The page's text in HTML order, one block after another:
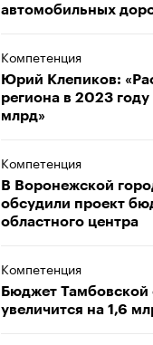
автомобильных
Компетенция
Юрий Клепиков:
региона в 2023
млрд»
Компетенция
В Воронежской
обсудили проект
областного центра
Компетенция
Бюджет Тамбовской
увеличится на 1,6